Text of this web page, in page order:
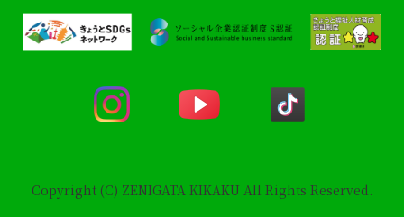
Copyright (C) ZENIGATA KIKAKU All Rights Reserved.